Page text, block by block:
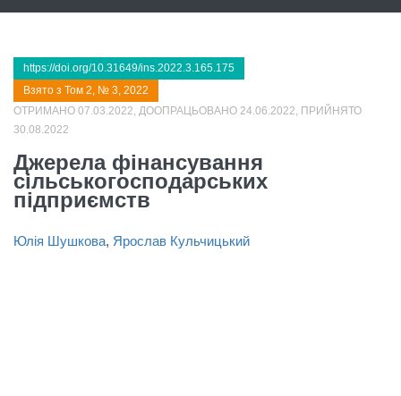
https://doi.org/10.31649/ins.2022.3.165.175
Взято з Том 2, № 3, 2022
ОТРИМАНО 07.03.2022, ДООПРАЦЬОВАНО 24.06.2022, ПРИЙНЯТО
30.08.2022
Джерела фінансування
сільськогосподарських
підприємств
Юлія Шушкова, Ярослав Кульчицький